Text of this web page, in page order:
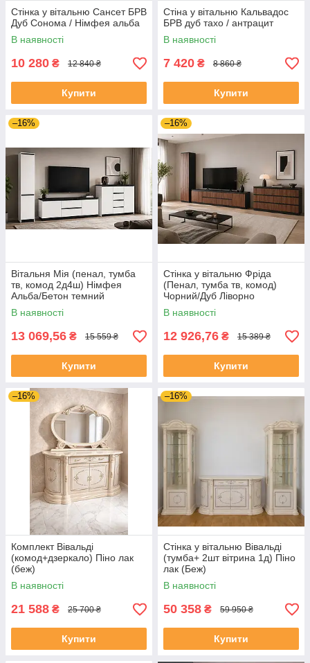
Стінка у вітальню Сансет БРВ
Дуб Сонома / Німфея альба
В наявності
10 280 ₴ 12 840 ₴
Купити
Стіна у вітальню Кальвадос
БРВ дуб тахо / антрацит
В наявності
7 420 ₴ 8 860 ₴
Купити
–16%
Вітальня Мія (пенал, тумба
тв, комод 2д4ш) Німфея
Альба/Бетон темний
В наявності
13 069,56 ₴ 15 559 ₴
Купити
–16%
Стінка у вітальню Фріда
(Пенал, тумба тв, комод)
Чорний/Дуб Ліворно
В наявності
12 926,76 ₴ 15 389 ₴
Купити
–16%
Комплект Вівальді
(комод+дзеркало) Піно лак
(беж)
В наявності
21 588 ₴ 25 700 ₴
Купити
–16%
Стінка у вітальню Вівальді
(тумба+ 2шт вітрина 1д) Піно
лак (Беж)
В наявності
50 358 ₴ 59 950 ₴
Купити